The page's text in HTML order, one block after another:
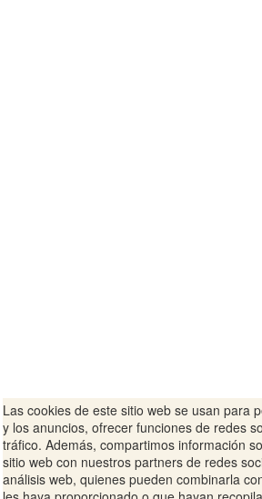
Las cookies de este sitio web se usan para
y los anuncios, ofrecer funciones de redes
tráfico. Además, compartimos información
sitio web con nuestros partners de redes
análisis web, quienes pueden combinarla